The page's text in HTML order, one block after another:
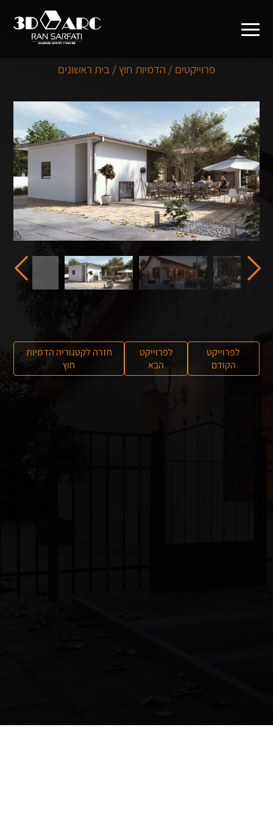
פרוייקטים / הדמיות חוץ / בית ראשונים
לפרוייקט
הקודם
לפרוייקט
הבא
חזרה לקטגוריה הדמיות
חוץ